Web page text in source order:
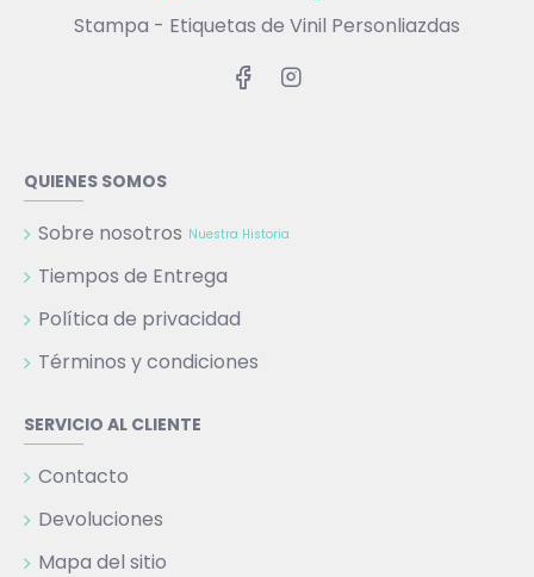
Stampa - Etiquetas de Vinil Personliazdas
QUIENES SOMOS
Sobre nosotros Nuestra Historia
Tiempos de Entrega
Política de privacidad
Términos y condiciones
SERVICIO AL CLIENTE
Contacto
Devoluciones
Mapa del sitio